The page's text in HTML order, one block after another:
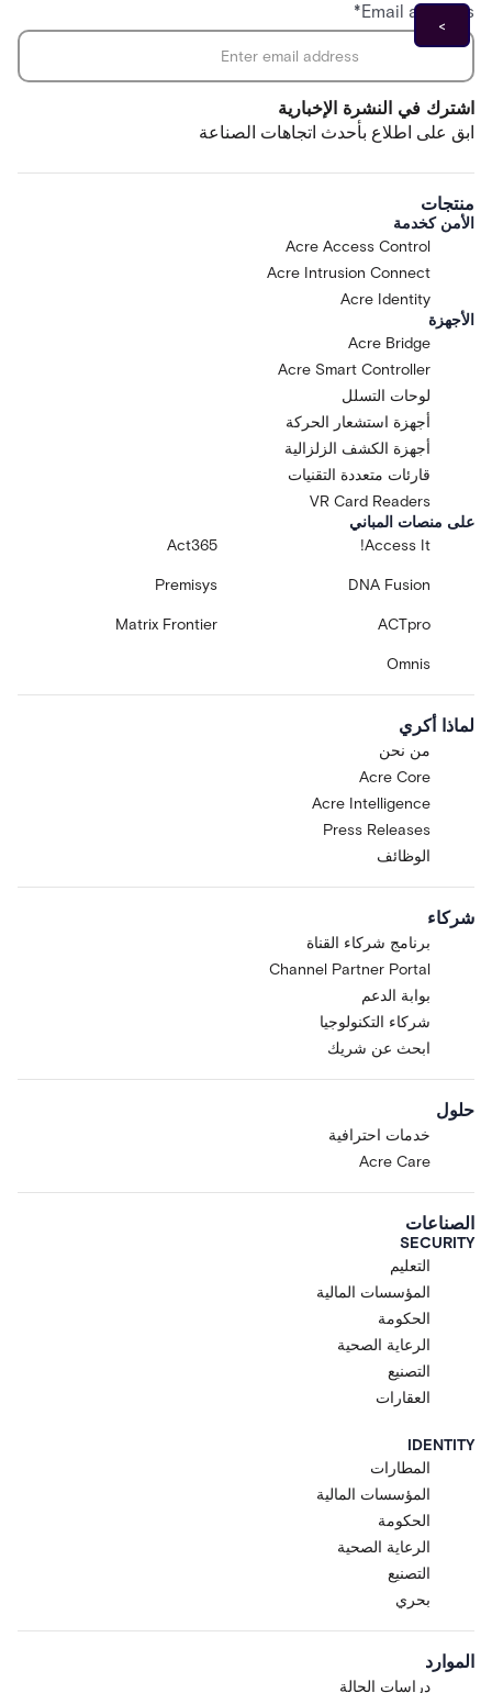
اشترك في النشرة الإخبارية
ابق على اطلاع بأحدث اتجاهات الصناعة
Email address
*
منتجات
الأمن كخدمة
Acre Access Control
Acre Intrusion Connect
Acre Identity
الأجهزة
Acre Bridge
Acre Smart Controller
لوحات التسلل
أجهزة استشعار الحركة
أجهزة الكشف الزلزالية
قارئات متعددة التقنيات
VR Card Readers
على منصات المباني
Access It!
Act365
DNA Fusion
Premisys
ACTpro
Matrix Frontier
Omnis
لماذا أكري
من نحن
Acre Core
Acre Intelligence
Press Releases
الوظائف
شركاء
برنامج شركاء القناة
Channel Partner Portal
بوابة الدعم
شركاء التكنولوجيا
ابحث عن شريك
حلول
خدمات احترافية
Acre Care
الصناعات
SECURITY
التعليم
المؤسسات المالية
الحكومة
الرعاية الصحية
التصنيع
العقارات
IDENTITY
المطارات
المؤسسات المالية
الحكومة
الرعاية الصحية
التصنيع
بحري
الموارد
دراسات الحالة